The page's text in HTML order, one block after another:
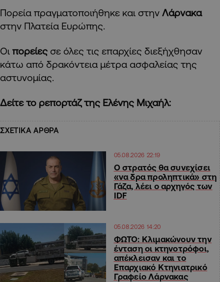
Πορεία πραγματοποιήθηκε και στην Λάρνακα
στην Πλατεία Ευρώπης.
Οι πορείες σε όλες τις επαρχίες διεξήχθησαν
κάτω από δρακόντεια μέτρα ασφαλείας της
αστυνομίας.
Δείτε το ρεπορτάζ της Ελένης Μιχαήλ:
ΣΧΕΤΙΚΑ ΑΡΘΡΑ
05.08.2026 22:19
Ο στρατός θα συνεχίσει
«να δρα προληπτικά» στη
Γάζα, λέει ο αρχηγός των
IDF
05.08.2026 14:20
ΦΩΤΟ: Κλιμακώνουν την
ένταση οι κτηνοτρόφοι,
απέκλεισαν και το
Επαρχιακό Κτηνιατρικό
Γραφείο Λάρνακας